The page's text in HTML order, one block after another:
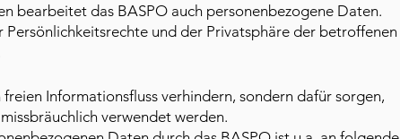
bearbeitet das BASPO auch personenbezogene Daten.
Persönlichkeitsrechte und der Privatsphäre der betroffenen
Informationsfluss verhindern, sondern dafür sorgen,
verwendet werden.